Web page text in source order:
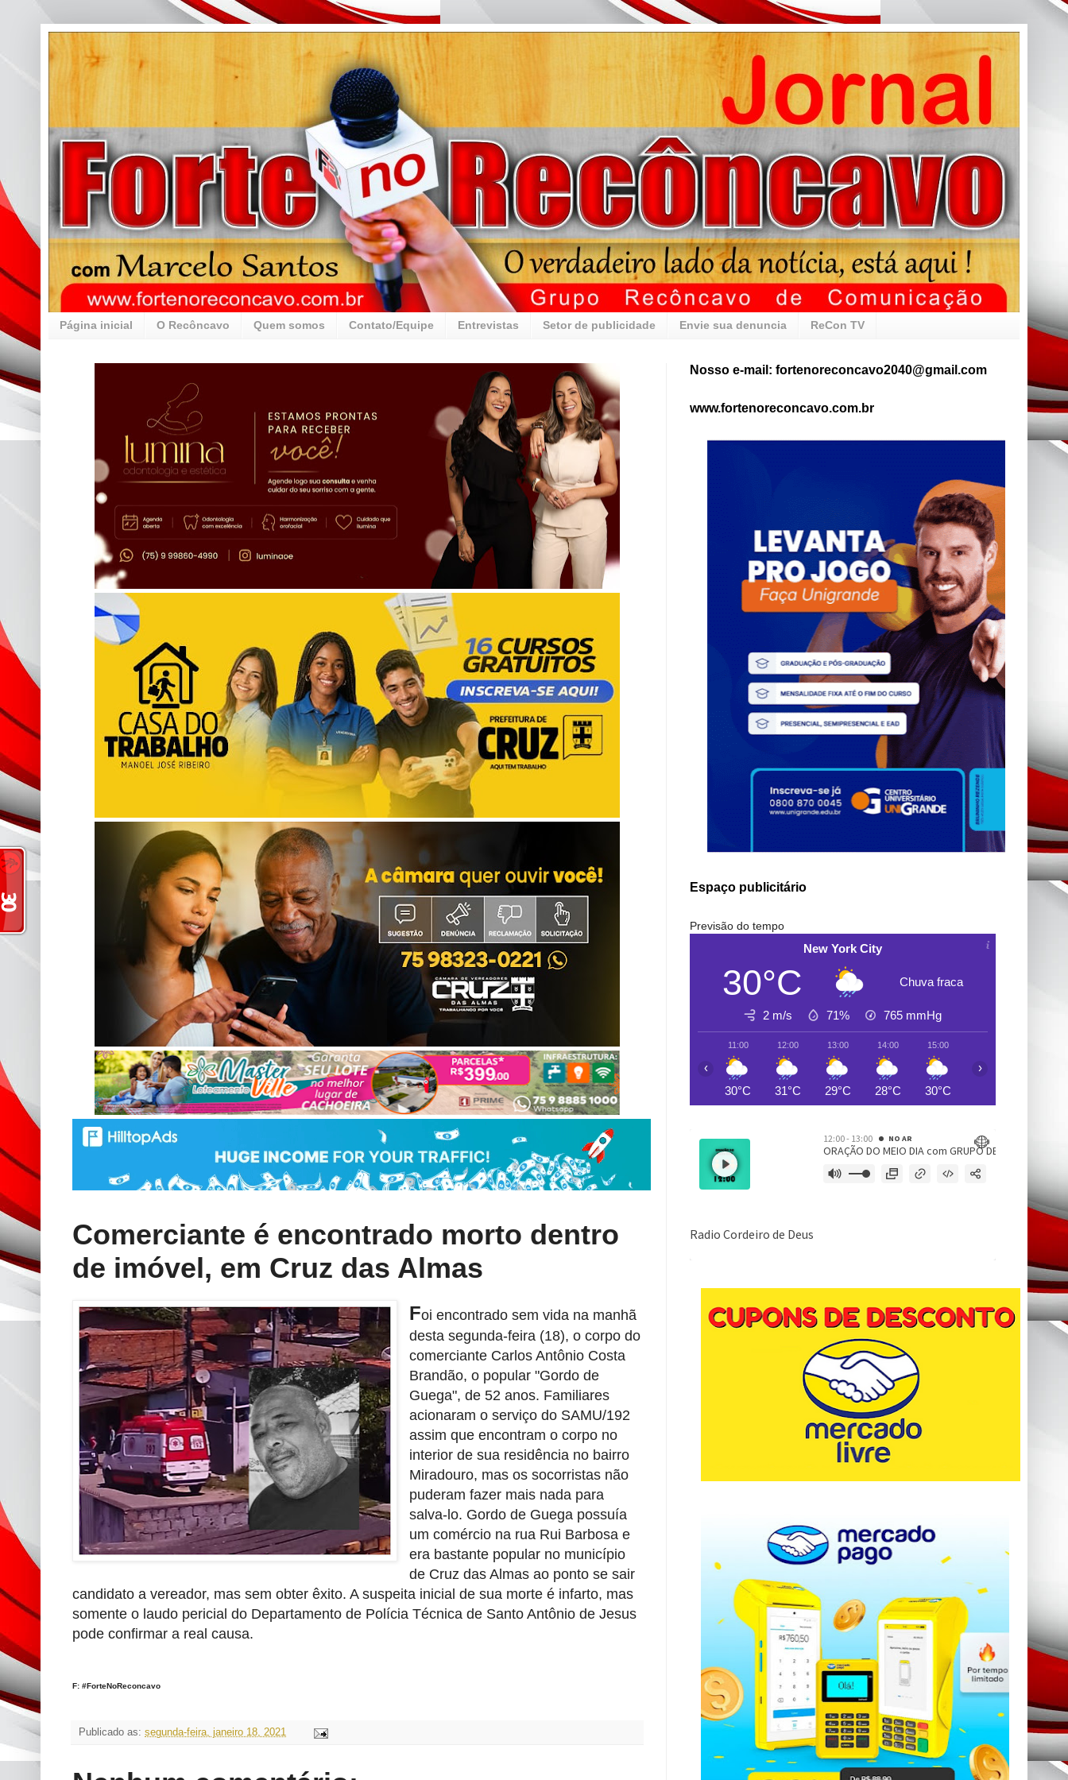
Página inicial O Recôncavo Quem somos Contato/Equipe Entrevistas Setor de publicidade Envie sua denuncia ReCon TV
Comerciante é encontrado morto dentro
de imóvel, em Cruz das Almas
Foi encontrado sem vida na manhã
desta segunda-feira (18), o corpo do
comerciante Carlos Antônio Costa
Brandão, o popular "Gordo de
Guega", de 52 anos. Familiares
acionaram o serviço do SAMU/192
assim que encontram o corpo no
interior de sua residência no bairro
Miradouro, mas os socorristas não
puderam fazer mais nada para
salva-lo. Gordo de Guega possuía
um comércio na rua Rui Barbosa e
era bastante popular no município
de Cruz das Almas ao ponto se sair
candidato a vereador, mas sem obter êxito. A suspeita inicial de sua morte é infarto, mas
somente o laudo pericial do Departamento de Polícia Técnica de Santo Antônio de Jesus
pode confirmar a real causa.
F: #ForteNoReconcavo
Publicado as: segunda-feira, janeiro 18, 2021
Nosso e-mail: fortenoreconcavo2040@gmail.com
www.fortenoreconcavo.com.br
Espaço publicitário
Previsão do tempo
New York City
30°C Chuva fraca
2 m/s 71% 765 mmHg
11:00
30°C
12:00
31°C
13:00
29°C
14:00
28°C
15:00
30°C
‹ ›